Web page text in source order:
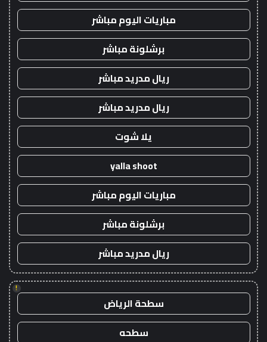
مباريات اليوم مباشر
برشلونة مباشر
ريال مدريد مباشر
ريال مدريد مباشر
يلا شوت
yalla shoot
مباريات اليوم مباشر
برشلونة مباشر
ريال مدريد مباشر
!
سطحة الرياض
سطحه